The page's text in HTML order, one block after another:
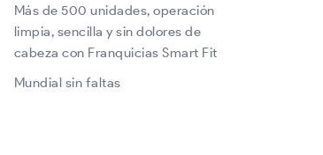
Más de 500 unidades, operación
limpia, sencilla y sin dolores de
cabeza con Franquicias Smart Fit
Mundial sin faltas